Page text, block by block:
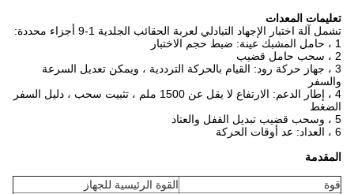
تعليمات المعدات
تشمل آلة اختبار الإجهاد التبادلي لعربة الحقائب الجلدية 1-9 أجزاء محددة:
1 ، حامل المشبك عينة: ضبط حجم الاختبار
2 ، سحب حامل قضيب
3 ، جهاز حركة رود: القيام بالحركة الترددية ، ويمكن تعديل السرعة
والسفر
4 ، إطار الدعم: الارتفاع لا يقل عن 1500 ملم ، تثبيت سحب ، دليل السفر
الضغط
5 ، وسحب قضيب تبديل القفل والعتاد
6 ، العداد: عد أوقات الحركة
المقدمة
قوة
القوة الرئيسية للجهاز